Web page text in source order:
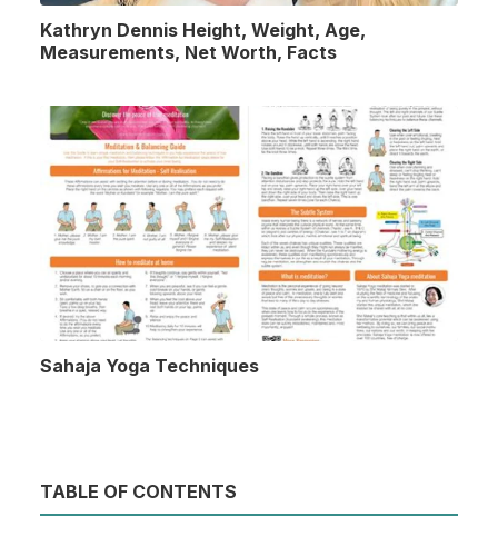
Kathryn Dennis Height, Weight, Age,
Measurements, Net Worth, Facts
Sahaja Yoga Techniques
TABLE OF CONTENTS